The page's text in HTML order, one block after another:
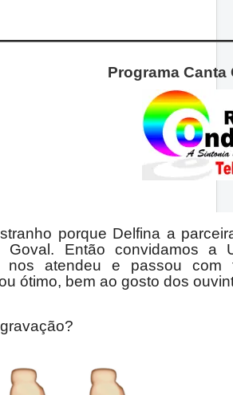
Programa
porque Delfina a
Goval. Então convidamos a
nos atendeu e passou
ótimo, bem ao gosto dos